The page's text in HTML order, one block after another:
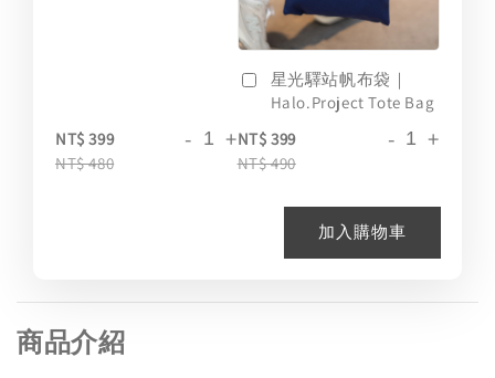
NT$ 399
NT$ 480
- +
星光驛站帆布袋｜
Halo.Project Tote Bag
NT$ 399
NT$ 490
- +
加入購物車
商品介紹